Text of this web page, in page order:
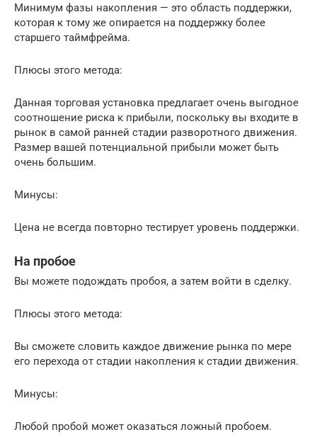
Минимум фазы накопления — это область поддержки,
которая к тому же опирается на поддержку более
старшего таймфрейма.
Плюсы этого метода:
Данная торговая установка предлагает очень выгодное
соотношение риска к прибыли, поскольку вы входите в
рынок в самой ранней стадии разворотного движения.
Размер вашей потенциальной прибыли может быть
очень большим.
Минусы:
Цена не всегда повторно тестирует уровень поддержки.
На пробое
Вы можете подождать пробоя, а затем войти в сделку.
Плюсы этого метода:
Вы сможете словить каждое движение рынка по мере
его перехода от стадии накопления к стадии движения.
Минусы:
Любой пробой может оказаться ложный пробоем.